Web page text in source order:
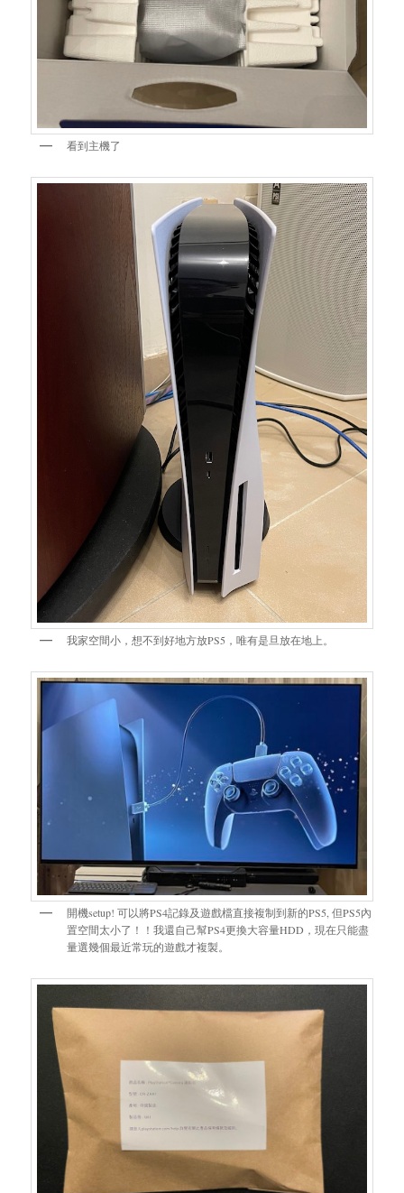
看到主機了
我家空間小，想不到好地方放PS5，唯有是旦放在地上。
開機setup! 可以將PS4記錄及遊戲檔直接複制到新的PS5, 但PS5內
置空間太小了！！我還自己幫PS4更換大容量HDD，現在只能盡
量選幾個最近常玩的遊戲才複製。